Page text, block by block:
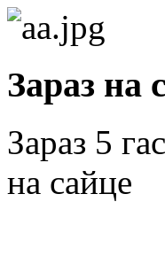
Зараз на
Зараз 5
на сайце